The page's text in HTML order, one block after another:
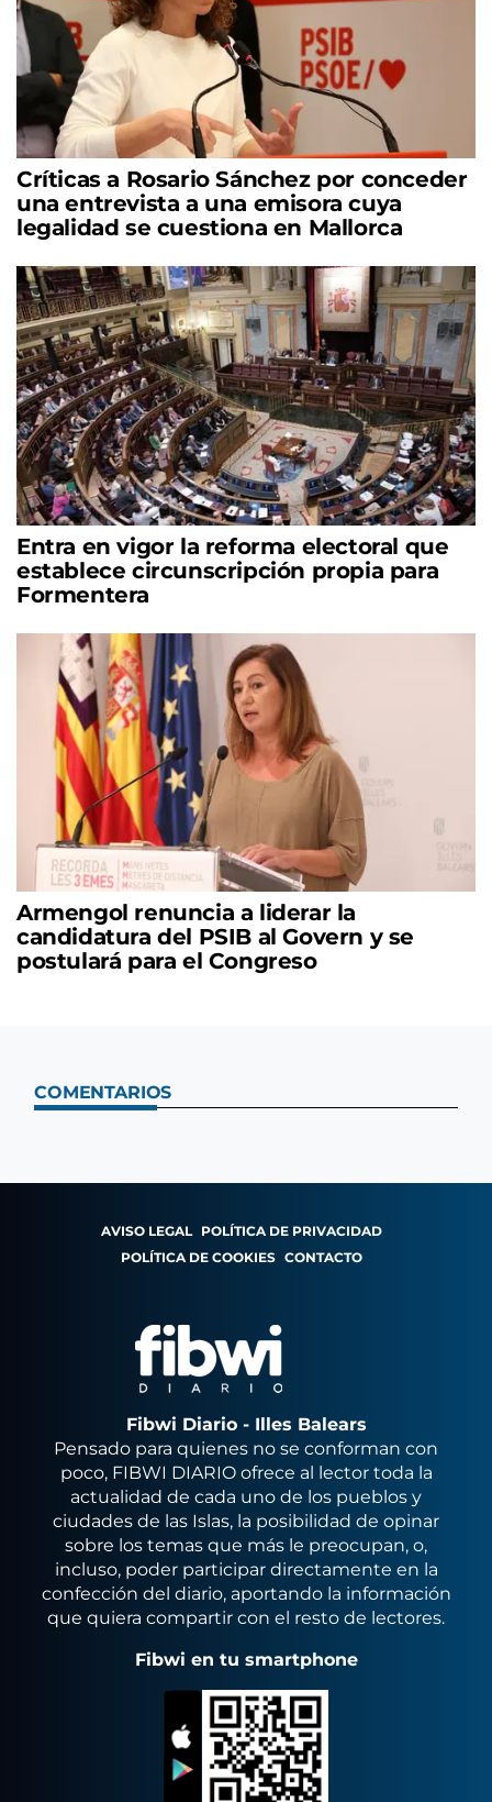
Críticas a Rosario Sánchez por conceder
una entrevista a una emisora cuya
legalidad se cuestiona en Mallorca
Entra en vigor la reforma electoral que
establece circunscripción propia para
Formentera
Armengol renuncia a liderar la
candidatura del PSIB al Govern y se
postulará para el Congreso
COMENTARIOS
AVISO LEGAL POLÍTICA DE PRIVACIDAD
POLÍTICA DE COOKIES CONTACTO
Fibwi Diario - Illes Balears
Pensado para quienes no se conforman con
poco, FIBWI DIARIO ofrece al lector toda la
actualidad de cada uno de los pueblos y
ciudades de las Islas, la posibilidad de opinar
sobre los temas que más le preocupan, o,
incluso, poder participar directamente en la
confección del diario, aportando la información
que quiera compartir con el resto de lectores.
Fibwi en tu smartphone